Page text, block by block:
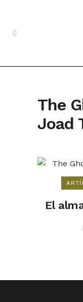
The
Joad
El